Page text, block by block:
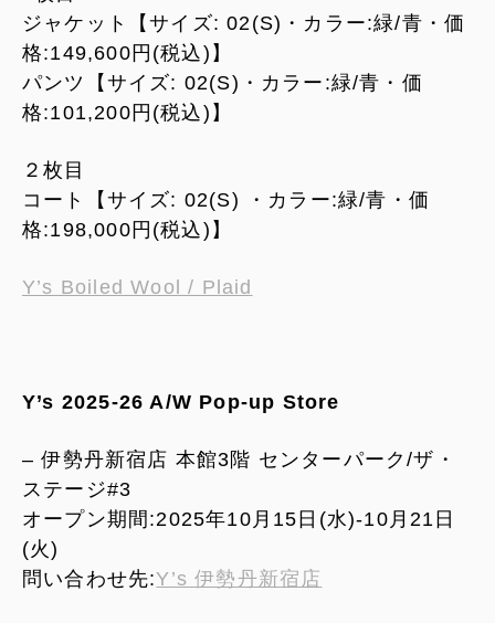
ジャケット【サイズ: 02(S)・カラー:緑/青・価
格:149,600円(税込)】
パンツ【サイズ: 02(S)・カラー:緑/青・価
格:101,200円(税込)】
２枚目
コート【サイズ: 02(S) ・カラー:緑/青・価
格:198,000円(税込)】
Y’s Boiled Wool / Plaid
Y’s 2025-26 A/W Pop-up Store
– 伊勢丹新宿店 本館3階 センターパーク/ザ・
ステージ#3
オープン期間:2025年10月15日(水)-10月21日
(火)
問い合わせ先:Y’s 伊勢丹新宿店